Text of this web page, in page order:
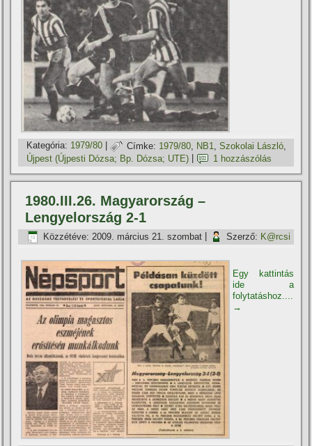
Kategória: 1979/80 | Címke: 1979/80 NB1 ,Szokolai László
Újpest (Újpesti Dózsa; Bp. Dózsa; UTE)
1 hozzászólás
1980.III.26. Magyarország –
Lengyelország 2-1
Közzétéve: 2009. március 21. szombat Szerző: K@rcsi
Egy kattintás
ide a
folytatáshoz....
→